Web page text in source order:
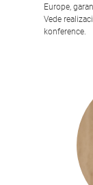
Europe,
Vede
konference.